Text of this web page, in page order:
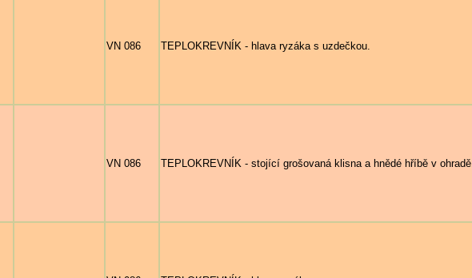
VN 086 TEPLOKREVNÍK - hlava ryzáka s uzdečkou.
VN 086 TEPLOKREVNÍK - stojící grošovaná klisna a hnědé hříbě v ohradě.